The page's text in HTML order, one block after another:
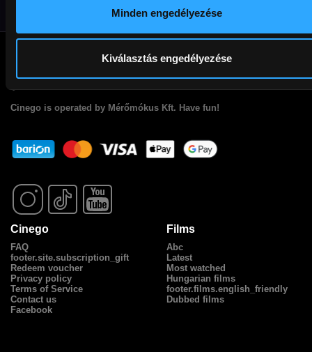
Minden engedélyezése
Kiválasztás engedélyezése
Cinego is operated by Mérőmókus Kft. Have fun!
Cinego
FAQ
footer.site.subscription_gift
Redeem voucher
Privacy policy
Terms of Service
Contact us
Facebook
Films
Abc
Latest
Most watched
Hungarian films
footer.films.english_friendly
Dubbed films